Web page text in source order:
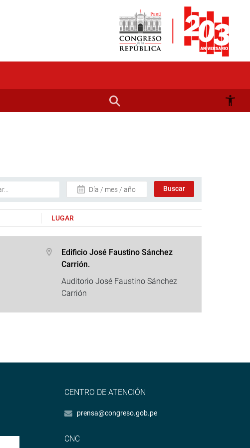
Día / mes / año
LUGAR
Edificio José Faustino Sánchez
Carrión.
Auditorio José Faustino Sánchez
Carrión
CENTRO DE ATENCIÓN
prensa@congreso.gob.pe
CNC